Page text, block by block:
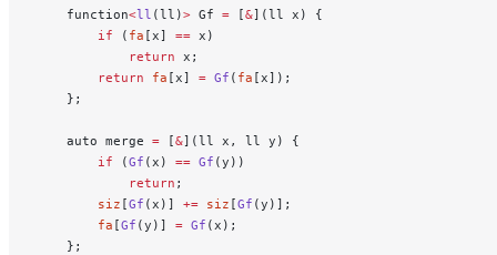
    function
<ll (ll)> Gf = [&](ll x) {
        if
( fa [x] == x)
            return
x;
        return
fa [x] = Gf ( fa [x]);
    };
    auto merge
= [&](ll x, ll y) {
        if
(Gf (x) == Gf (y))
            return
;
        siz
[Gf (x)] += siz [Gf (y)];
        fa
[Gf (y)] = Gf (x);
    };